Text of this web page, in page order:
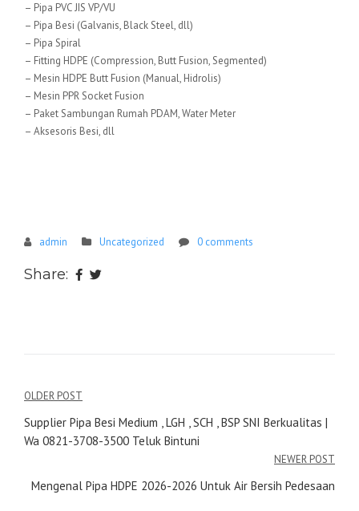
– Pipa PVC JIS VP/VU
– Pipa Besi (Galvanis, Black Steel, dll)
– Pipa Spiral
– Fitting HDPE (Compression, Butt Fusion, Segmented)
– Mesin HDPE Butt Fusion (Manual, Hidrolis)
– Mesin PPR Socket Fusion
– Paket Sambungan Rumah PDAM, Water Meter
– Aksesoris Besi, dll
admin Uncategorized 0 comments
Share:
Navigasi
pos
OLDER POST
Supplier Pipa Besi Medium , LGH , SCH , BSP SNI Berkualitas |
Wa 0821-3708-3500 Teluk Bintuni
NEWER POST
Mengenal Pipa HDPE 2026-2026 Untuk Air Bersih Pedesaan